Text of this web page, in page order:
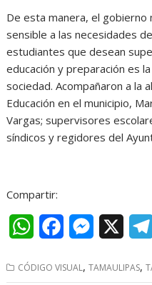
De esta manera, el gobierno
sensible a las necesidades
estudiantes que desean
educación y preparación es
sociedad. Acompañaron a la
Educación en el municipio,
Vargas; supervisores
síndicos y regidores del
Compartir:
W
a
c
M
s
CÓDIGO VISUAL,TAMAULIPAS,